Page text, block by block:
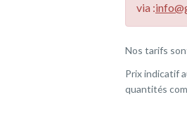
via :
Nos tarifs
Prix indicatif
quantités